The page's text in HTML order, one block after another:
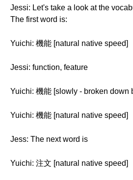
Jessi: Let's take a look at the
The first word is:
Yuichi: 機能 [natural native speed]
Jessi: function, feature
Yuichi: 機能 [slowly - broken down
Yuichi: 機能 [natural native speed]
Jess: The next word is
Yuichi: 注文 [natural native speed]